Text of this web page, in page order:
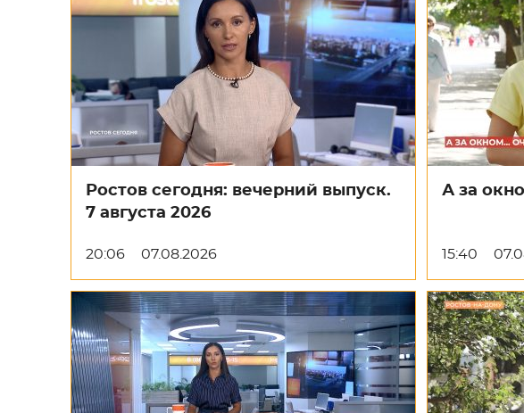
Ростов сегодня: вечерний выпуск.
7 августа 2026
20:06 07.08.2026
А за
15:40